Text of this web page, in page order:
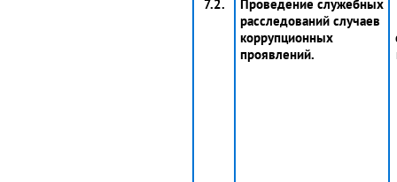
7.2.
Проведение служебных
расследований случаев
коррупционных
проявлений.